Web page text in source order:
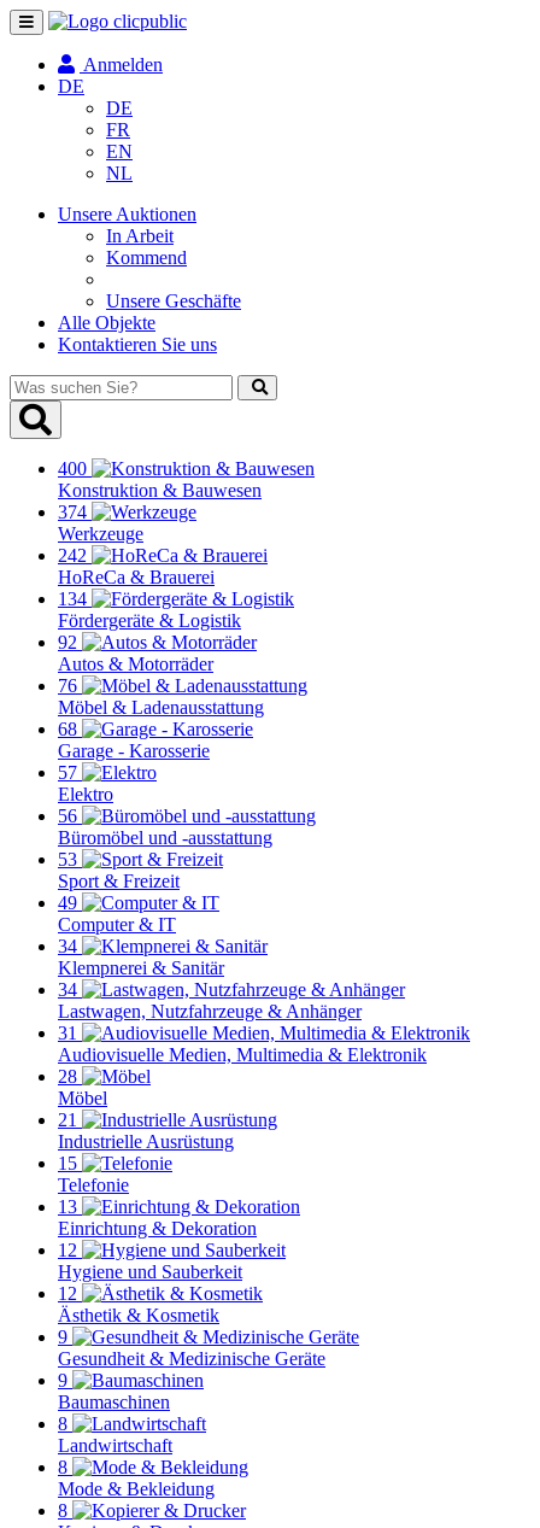
Navigation
umschalten
Anmelden
DE
DE
FR
EN
NL
Unsere Auktionen
In Arbeit
Kommend
Unsere Geschäfte
Alle Objekte
Kontaktieren Sie uns
Was
suchen
Sie?
400
Konstruktion & Bauwesen
374
Werkzeuge
242
HoReCa & Brauerei
134
Fördergeräte & Logistik
92
Autos & Motorräder
76
Möbel & Ladenausstattung
68
Garage - Karosserie
57
Elektro
56
Büromöbel und -ausstattung
53
Sport & Freizeit
49
Computer & IT
34
Klempnerei & Sanitär
34
Lastwagen, Nutzfahrzeuge & Anhänger
31
Audiovisuelle Medien, Multimedia & Elektronik
28
Möbel
21
Industrielle Ausrüstung
15
Telefonie
13
Einrichtung & Dekoration
12
Hygiene und Sauberkeit
12
Ästhetik & Kosmetik
9
Gesundheit & Medizinische Geräte
9
Baumaschinen
8
Landwirtschaft
8
Mode & Bekleidung
8